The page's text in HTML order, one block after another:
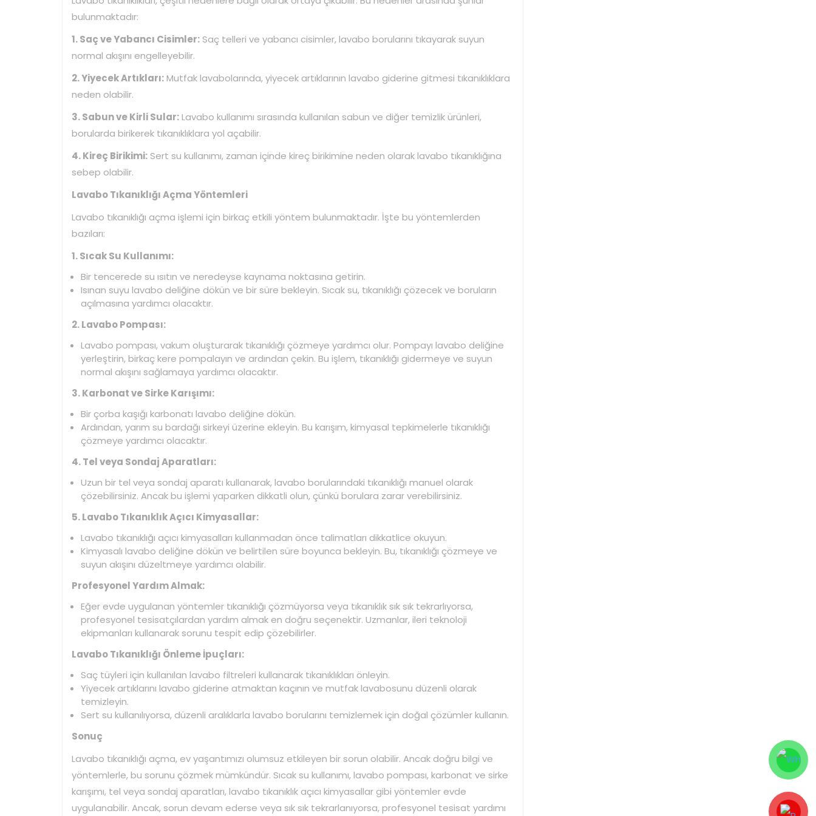
bulunmaktadır:
1. Saç ve Yabancı Cisimler: Saç telleri ve yabancı cisimler, lavabo borularını tıkayarak suyun
normal akışını engelleyebilir.
2. Yiyecek Artıkları:Mutfak lavabolarında, yiyecek artıklarının lavabo giderine gitmesi tıkanıklıklara
neden olabilir.
3. Sabun ve Kirli Sular:Lavabo kullanımı sırasında kullanılan sabun ve diğer temizlik ürünleri,
borularda birikerek tıkanıklıklara yol açabilir.
4. Kireç Birikimi: Sert su kullanımı, zaman içinde kireç birikimine neden olarak lavabo tıkanıklığına
sebep olabilir.
Lavabo Tıkanıklığı Açma Yöntemleri
Lavabo tıkanıklığı açma işlemi için birkaç etkili yöntem bulunmaktadır. İşte bu yöntemlerden
bazıları:
1. Sıcak Su Kullanımı:
Bir tencerede su ısıtın ve neredeyse kaynama noktasına getirin.
Isınan suyu lavabo deliğine dökün ve bir süre bekleyin. Sıcak su, tıkanıklığı çözecek ve boruların
açılmasına yardımcı olacaktır.
2. Lavabo Pompası:
Lavabo pompası, vakum oluşturarak tıkanıklığı çözmeye yardımcı olur. Pompayı lavabo deliğine
yerleştirin, birkaç kere pompalayın ve ardından çekin. Bu işlem, tıkanıklığı gidermeye ve suyun
normal akışını sağlamaya yardımcı olacaktır.
3. Karbonat ve Sirke Karışımı:
Bir çorba kaşığı karbonatı lavabo deliğine dökün.
Ardından, yarım su bardağı sirkeyi üzerine ekleyin. Bu karışım, kimyasal tepkimelerle tıkanıklığı
çözmeye yardımcı olacaktır.
4. Tel veya Sondaj Aparatları:
Uzun bir tel veya sondaj aparatı kullanarak, lavabo borularındaki tıkanıklığı manuel olarak
çözebilirsiniz. Ancak bu işlemi yaparken dikkatli olun, çünkü borulara zarar verebilirsiniz.
5. Lavabo Tıkanıklık Açıcı Kimyasallar:
Lavabo tıkanıklığı açıcı kimyasalları kullanmadan önce talimatları dikkatlice okuyun.
Kimyasalı lavabo deliğine dökün ve belirtilen süre boyunca bekleyin. Bu, tıkanıklığı çözmeye ve
suyun akışını düzeltmeye yardımcı olabilir.
Profesyonel Yardım Almak:
Eğer evde uygulanan yöntemler tıkanıklığı çözmüyorsa veya tıkanıklık sık sık tekrarlıyorsa,
profesyonel tesisatçılardan yardım almak en doğru seçenektir. Uzmanlar, ileri teknoloji
ekipmanları kullanarak sorunu tespit edip çözebilirler.
Lavabo Tıkanıklığı Önleme İpuçları:
Saç tüyleri için kullanılan lavabo filtreleri kullanarak tıkanıklıkları önleyin.
Yiyecek artıklarını lavabo giderine atmaktan kaçının ve mutfak lavabosunu düzenli olarak
temizleyin.
Sert su kullanılıyorsa, düzenli aralıklarla lavabo borularını temizlemek için doğal çözümler kullanın.
Sonuç
Lavabo tıkanıklığı açma, ev yaşantımızı olumsuz etkileyen bir sorun olabilir. Ancak doğru bilgi ve
yöntemlerle, bu sorunu çözmek mümkündür. Sıcak su kullanımı, lavabo pompası, karbonat ve sirke
karışımı, tel veya sondaj aparatları, lavabo tıkanıklık açıcı kimyasallar gibi yöntemler evde
uygulanabilir. Ancak, sorun devam ederse veya sık sık tekrarlanıyorsa, profesyonel tesisat yardımı